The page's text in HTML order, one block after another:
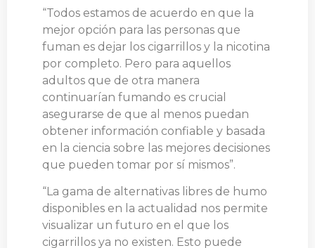
“Todos estamos de acuerdo en que la
mejor opción para las personas que
fuman es dejar los cigarrillos y la nicotina
por completo. Pero para aquellos
adultos que de otra manera
continuarían fumando es crucial
asegurarse de que al menos puedan
obtener información confiable y basada
en la ciencia sobre las mejores decisiones
que pueden tomar por sí mismos”.
“La gama de alternativas libres de humo
disponibles en la actualidad nos permite
visualizar un futuro en el que los
cigarrillos ya no existen. Esto puede